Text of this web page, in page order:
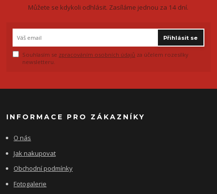
Můžete se kdykoli odhlásit. Zasíláme jednou za 14 dní.
Přihlásit se
Souhlasím se zpracováním osobních údajů za účelem rozesílky
newsletteru.
INFORMACE PRO ZÁKAZNÍKY
O nás
Jak nakupovat
Obchodní podmínky
Fotogalerie